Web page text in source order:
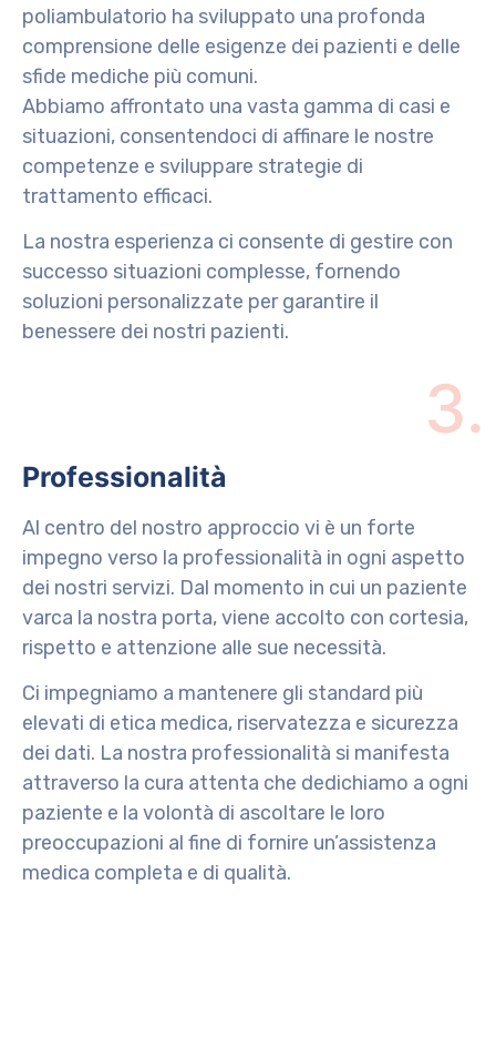
poliambulatorio ha sviluppato una profonda
comprensione delle esigenze dei pazienti e delle
sfide mediche più comuni.
Abbiamo affrontato una vasta gamma di casi e
situazioni, consentendoci di affinare le nostre
competenze e sviluppare strategie di
trattamento efficaci.
La nostra esperienza ci consente di gestire con
successo situazioni complesse, fornendo
soluzioni personalizzate per garantire il
benessere dei nostri pazienti.
3.
Professionalità
Al centro del nostro approccio vi è un forte
impegno verso la professionalità in ogni aspetto
dei nostri servizi. Dal momento in cui un paziente
varca la nostra porta, viene accolto con cortesia,
rispetto e attenzione alle sue necessità.
Ci impegniamo a mantenere gli standard più
elevati di etica medica, riservatezza e sicurezza
dei dati. La nostra professionalità si manifesta
attraverso la cura attenta che dedichiamo a ogni
paziente e la volontà di ascoltare le loro
preoccupazioni al fine di fornire un’assistenza
medica completa e di qualità.